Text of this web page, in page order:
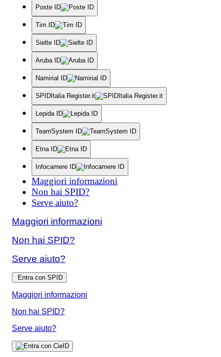
Poste ID
Tim ID
Sielte ID
Aruba ID
Namirial ID
SPIDItalia Register.it
Lepida ID
TeamSystem ID
Etna ID
Infocamere ID
Maggiori informazioni
Non hai SPID?
Serve aiuto?
Maggiori informazioni
Non hai SPID?
Serve aiuto?
Entra con SPID
Maggiori informazioni
Non hai SPID?
Serve aiuto?